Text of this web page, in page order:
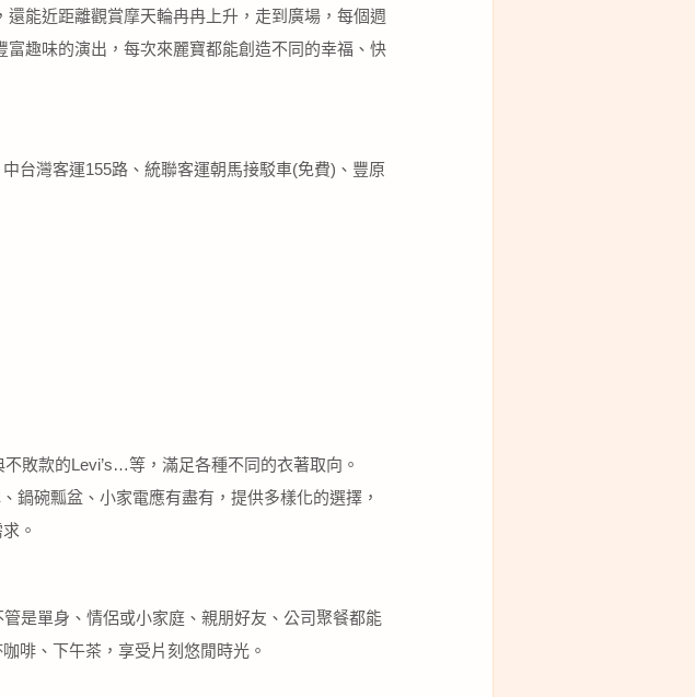
能近距離觀賞摩天輪冉冉上升，走到廣場，每個週
趣味的演出，每次來麗寶都能創造不同的幸福、快
台灣客運155路、統聯客運朝馬接駁車(免費)、豐原
敗款的Levi’s…等，滿足各種不同的衣著取向。
鍋碗瓢盆、小家電應有盡有，提供多樣化的選擇，
。
是單身、情侶或小家庭、親朋好友、公司聚餐都能
啡、下午茶，享受片刻悠閒時光。